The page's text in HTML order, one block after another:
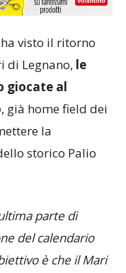
visto il ritorno
di Legnano, le
giocate al
, già home field dei
la
storico Palio
parte di
del calendario
è che il Mari